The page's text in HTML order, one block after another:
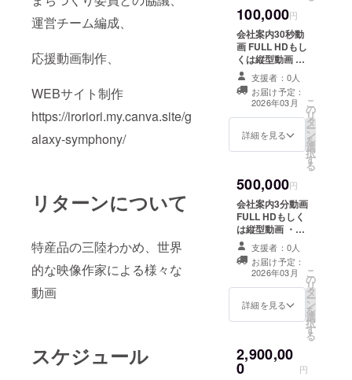
運営チーム編成、
応援動画制作、
WEBサイト制作
https://iroriori.my.canva.site/g
alaxy-symphony/
リターンについて
特産品の三陸わかめ、世界
的な映像作家による様々な
動画
スケジュール
100,000円
会社案内30秒動
画 FULL HDもし
くは縦型動画 ・
収録時間：30秒
以内 ・提供方
法：メールに
URLを記載しま
す。
支援者：0人
お届け予定：
2026年03月
詳細を見る
こ
の
リ
タ
ー
ン
を
選
択
す
る
500,000円
会社案内3分動画
FULL HDもしく
は縦型動画 ・収
録時間：3分以内
・提供方法：
メールにURLを
記載します。
支援者：0人
お届け予定：
2026年03月
詳細を見る
こ
の
リ
タ
ー
ン
を
選
択
す
る
2,900,00
0 円